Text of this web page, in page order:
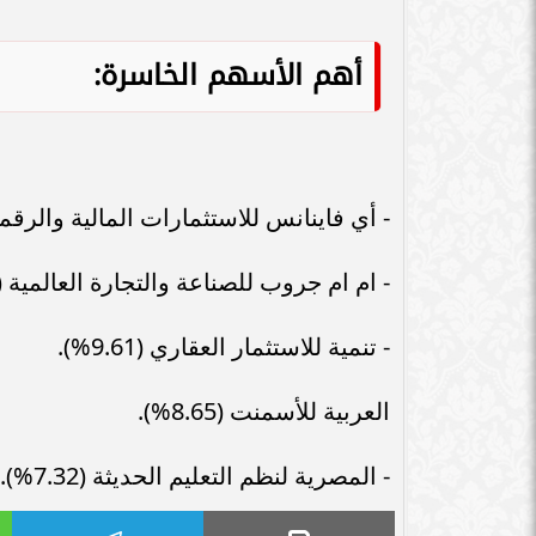
أهم الأسهم الخاسرة:
- أي فاينانس للاستثمارات المالية والرقمية
- ام ام جروب للصناعة والتجارة العالمية
- تنمية للاستثمار العقاري (9.61%).
العربية للأسمنت (8.65%).
- المصرية لنظم التعليم الحديثة (7.32%).